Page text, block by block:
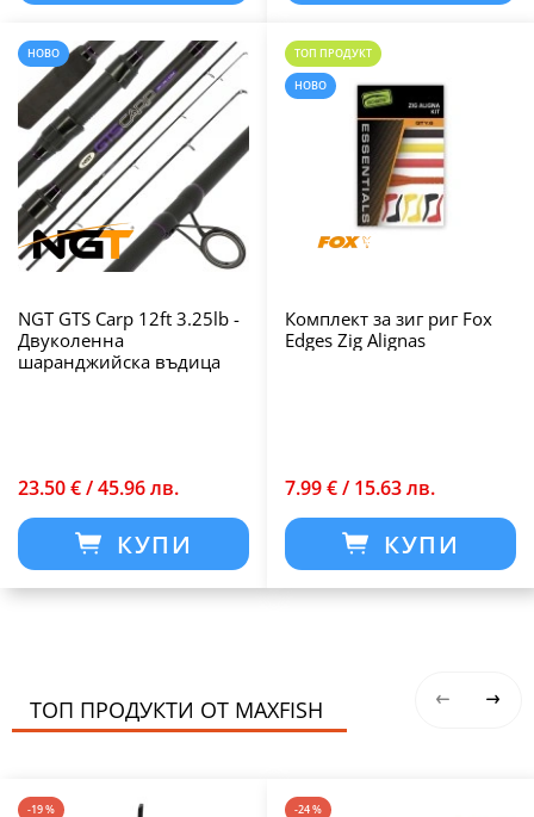
НОВО
NGT GTS Carp 12ft 3.25lb -
Двуколенна
шаранджийска въдица
23.50 € / 45.96 лв.
КУПИ
ТОП ПРОДУКТ
НОВО
Комплект за зиг риг Fox
Edges Zig Alignas
7.99 € / 15.63 лв.
КУПИ
ТОП ПРОДУКТИ ОТ MAXFISH
-19 % -24 %